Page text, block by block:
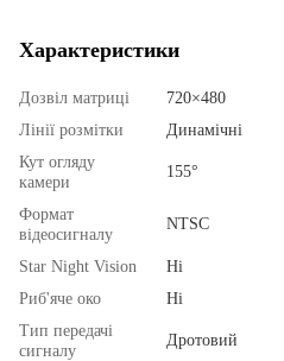
Характеристики
Дозвіл матриці
720×480
Лінії розмітки
Динамічні
Кут огляду
камери
155°
Формат
відеосигналу
NTSC
Star Night Vision
Ні
Риб'яче око
Ні
Тип передачі
сигналу
Дротовий